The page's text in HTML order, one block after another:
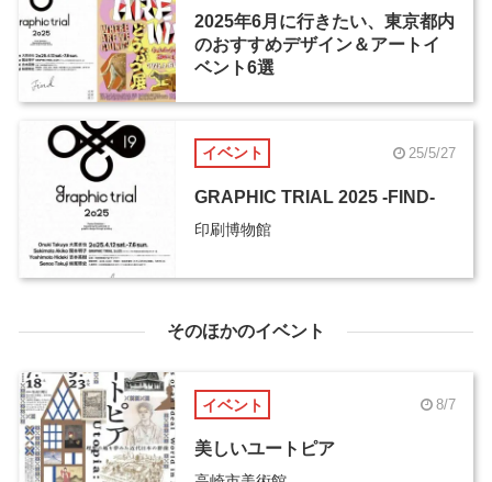
2025年6月に行きたい、東京都内
のおすすめデザイン＆アートイ
ベント6選
イベント 25/5/27
GRAPHIC TRIAL 2025 -FIND-
印刷博物館
そのほかのイベント
イベント 8/7
美しいユートピア